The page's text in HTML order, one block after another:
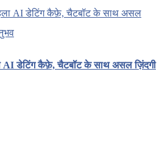
AI डेटिंग कैफ़े, चैटबॉट के साथ असल ज़िंदगी